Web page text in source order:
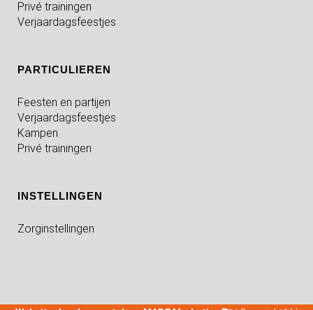
Privé trainingen
Verjaardagsfeestjes
PARTICULIEREN
Feesten en partijen
Verjaardagsfeestjes
Kampen
Privé trainingen
INSTELLINGEN
Zorginstellingen